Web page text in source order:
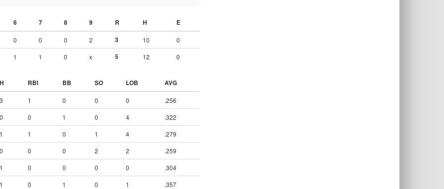
6 7 8 9 R H E
0 0 0 2 3 10
0
1
1 0 x 5 12 0
H RBI BB SO LOB AVG
3 1 0 0 0
.256
0
0 1 0 4
.322
1
1 0 1 4
.279
0
0 0 2 2
.259
1
0 0 0 0
.304
1
0 1 0 1
.357